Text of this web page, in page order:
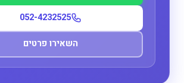
052-4232525
השאירו פרטים